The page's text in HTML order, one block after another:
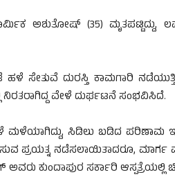
ಅಶುತೋಷ್ (35) ಮೃತಪಟ್ಟಿದ್ದು,
ಸೇತುವೆ ದುರಸ್ತಿ ಕಾಮಗಾರಿ
ವೇಳೆ ದುರ್ಘಟನೆ ಸಂಭವಿಸಿದೆ.
ಮಳೆಯಾಗಿದ್ದು, ಸಿಡಿಲು ಬಡಿದ ಪರಿಣಾಮ
ಪ್ರಯತ್ನ ನಡೆಸಲಾಯಿತಾದರೂ,
ಕುಂದಾಪುರ ಸರ್ಕಾರಿ ಆಸ್ಪತ್ರೆಯಲ್ಲಿ